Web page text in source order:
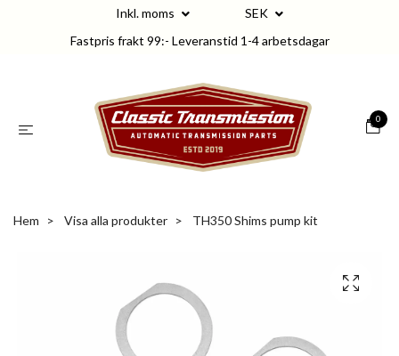
Inkl. moms
SEK
Fastpris frakt 99:- Leveranstid 1-4 arbetsdagar
0
Hem Visa alla produkter TH350 Shims pump kit